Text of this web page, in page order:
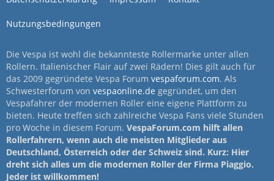
Nutzungsbedingungen
Die Vespa ist wohl die bekannteste Rollermarke unter allen
Rollern. Italienischer Flair auf zwei Rädern! Dies gilt auch für
das 2009 gegründete Vespa Forum vespaforum.com. Als
Schwesterforum von vespaonline.de gegründet, um den
Vespafahrer der modernen Roller eine eigene Plattform zu
bieten. Heute treffen sich zahlreiche Vespa Fans viele Stunden
pro Woche in diesem Forum. VespaForum.com hilft allen
Rollerfahrern, wenn auch die meisten Mitglieder aus
Deutschland, Österreich oder der Schweiz sind. Kurz: Hier
dreht sich alles um die modernen Roller der Firma Piaggio.
Jeder ist willkommen!